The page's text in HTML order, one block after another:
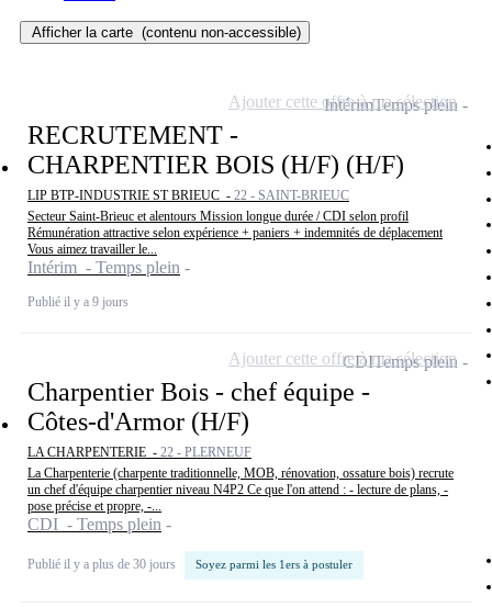
Afficher la carte (contenu non-accessible)
RECRUTEMENT -
CHARPENTIER BOIS (H/F) (H/F)
LIP BTP-INDUSTRIE ST BRIEUC - 22 - SAINT-BRIEUC
Secteur Saint-Brieuc et alentours Mission longue durée / CDI selon profil
Rémunération attractive selon expérience + paniers + indemnités de déplacement
Vous aimez travailler le...
Intérim - Temps plein
Publié il y a 9 jours
IntérimTemps plein
Ajouter cette offre à ma sélection
Charpentier Bois - chef équipe -
Côtes-d'Armor (H/F)
LA CHARPENTERIE - 22 - PLERNEUF
La Charpenterie (charpente traditionnelle, MOB, rénovation, ossature bois) recrute
un chef d'équipe charpentier niveau N4P2 Ce que l'on attend : - lecture de plans, -
pose précise et propre, -...
CDI - Temps plein
Publié il y a plus de 30 jours Soyez parmi les 1ers à postuler
CDITemps plein
Ajouter cette offre à ma sélection